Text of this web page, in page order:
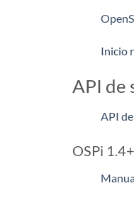
Inicio
API de
API
OSPi 1.4+